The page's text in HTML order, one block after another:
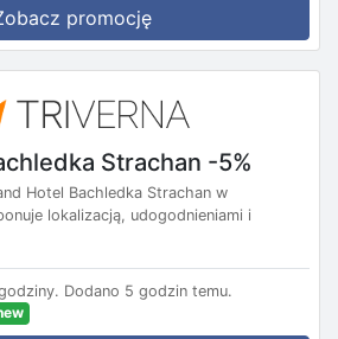
promocję
Strachan -5%
Hotel Bachledka Strachan w
lokalizacją, udogodnieniami i
Dodano 5 godzin temu.